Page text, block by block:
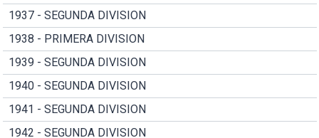
1937 - SEGUNDA DIVISION
1938 - PRIMERA DIVISION
1939 - SEGUNDA DIVISION
1940 - SEGUNDA DIVISION
1941 - SEGUNDA DIVISION
1942 - SEGUNDA DIVISION